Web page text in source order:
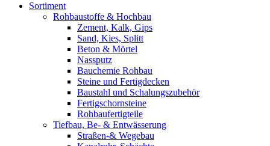
Sortiment
Rohbaustoffe & Hochbau
Zement, Kalk, Gips
Sand, Kies, Splitt
Beton & Mörtel
Nassputz
Bauchemie Rohbau
Steine und Fertigdecken
Baustahl und Schalungszubehör
Fertigschornsteine
Rohbaufertigteile
Tiefbau, Be- & Entwässerung
Straßen-& Wegebau